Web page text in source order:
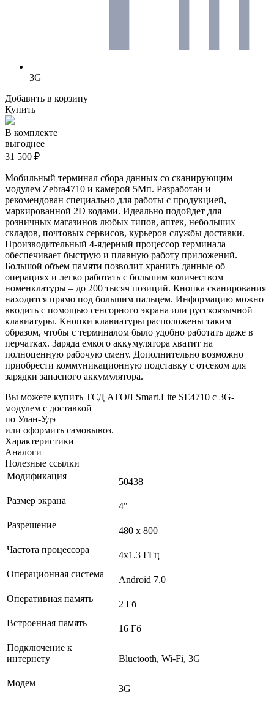
3G
Добавить в корзину
Купить
В комплекте
выгоднее
31 500 ₽
Мобильный терминал сбора данных со сканирующим
модулем Zebra4710 и камерой 5Мп. Разработан и
рекомендован специально для работы с продукцией,
маркированной 2D кодами. Идеально подойдет для
розничных магазинов любых типов, аптек, небольших
складов, почтовых сервисов, курьеров службы доставки.
Производительный 4-ядерный процессор терминала
обеспечивает быструю и плавную работу приложений.
Большой объем памяти позволит хранить данные об
операциях и легко работать с большим количеством
номенклатуры – до 200 тысяч позиций. Кнопка сканирования
находится прямо под большим пальцем. Информацию можно
вводить с помощью сенсорного экрана или русскоязычной
клавиатуры. Кнопки клавиатуры расположены таким
образом, чтобы с терминалом было удобно работать даже в
перчатках. Заряда емкого аккумулятора хватит на
полноценную рабочую смену. Дополнительно возможно
приобрести коммуникационную подставку с отсеком для
зарядки запасного аккумулятора.
Вы можете купить ТСД АТОЛ Smart.Lite SE4710 с 3G-
модулем с доставкой
по Улан-Удэ
или оформить самовывоз.
Характеристики
Аналоги
Полезные ссылки
Модификация
50438
Размер экрана
4"
Разрешение
480 x 800
Частота процессора
4х1.3 ГГц
Операционная система
Android 7.0
Оперативная память
2 Гб
Встроенная память
16 Гб
Подключение к
интернету
Bluetooth, Wi-Fi, 3G
Модем
3G